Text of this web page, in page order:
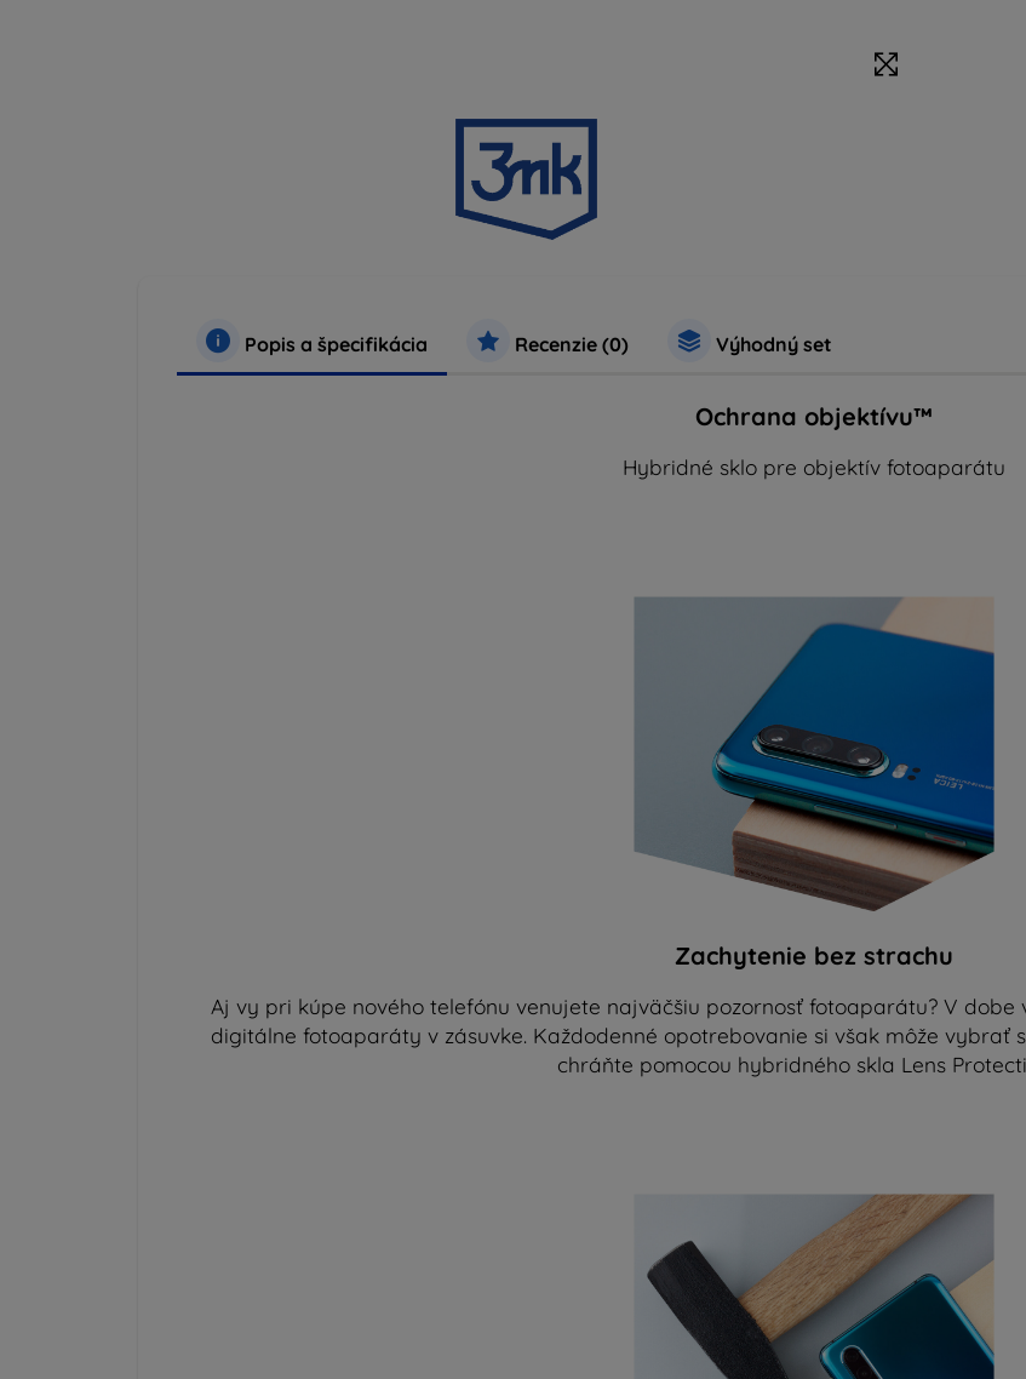
Popis a špecifikácia Recenzie (0) Výhodný set
Ochrana objektívu™
Hybridné sklo pre objektív fotoaparátu
Zachytenie bez strachu
Aj vy pri kúpe nového telefónu venujete najväčšiu pozornosť fotoaparátu? V
digitálne fotoaparáty v zásuvke. Každodenné opotrebovanie si však môže vybrať
chráňte pomocou hybridného skla Lens